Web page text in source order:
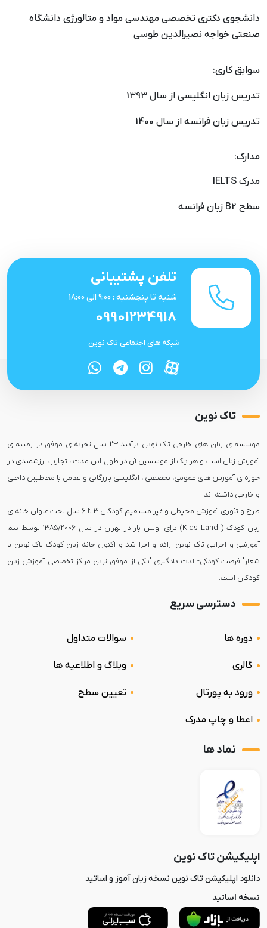
دانشجوی دکتری تخصصی مهندسی مواد و متالورژی دانشگاه
صنعتی خواجه نصیرالدین طوسی
سوابق کاری:
تدریس زبان انگلیسی از سال 1393
تدریس زبان فرانسه از سال 1400
مدارک:
مدرک IELTS
سطح B2 زبان فرانسه
تلفن پشتیبانی
شنبه تا پنجشنبه : 9:00 الی 18:00
09901234918
شبکه های اجتماعی تاک نوین
تاک نوین
موسسه ی زبان های خارجی تاک نوین برآیند 23 سال تجربه ی موفق در زمینه ی
آموزش زبان است و هر یک از موسسین آن در طول این مدت ، تجارب ارزشمندی در
حوزه ی آموزش های عمومی، تخصصی ، انگلیسی بازرگانی و تعامل با مخاطبین داخلی
طرح و تئوری آموزش محیطی و غیر مستقیم کودکان 3 تا 6 سال تحت عنوان خانه ی
زبان کودک ( Kids Land) برای اولین بار در تهران در سال 1385/2006 توسط تیم
آموزشی و اجرایی تاک نوین ارائه و اجرا شد و اکنون خانه زبان کودک تاک نوین با
شعار" فرصت کودکی- لذت یادگیری "یکی از موفق ترین مراکز تخصصی آموزش زبان
کودکان است.
دسترسی سریع
دوره ها سوالات متداول
گالری وبلاگ و اطلاعیه ها
ورود به پورتال تعیین سطح
اعطا و چاپ مدرک
نماد ها
اپلیکیشن تاک نوین
دانلود اپلیکیشن تاک نوین نسخه زبان آموز و اساتید
نسخه اساتید